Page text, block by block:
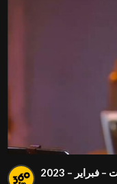
– 2023